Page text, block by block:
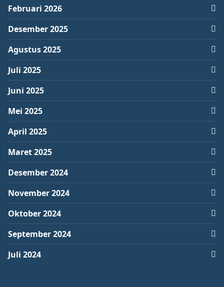
Februari 2026
Desember 2025
Agustus 2025
Juli 2025
Juni 2025
Mei 2025
April 2025
Maret 2025
Desember 2024
November 2024
Oktober 2024
September 2024
Juli 2024